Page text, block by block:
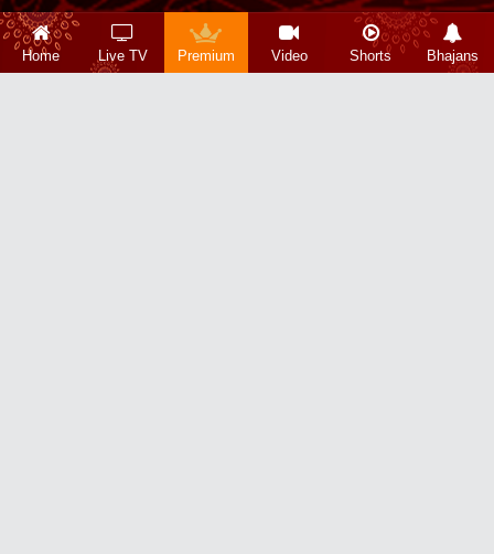
Home Live TV Premium Video Shorts Bhajans